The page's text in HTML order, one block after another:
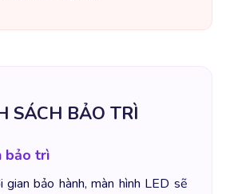
SÁCH BẢO TRÌ
bảo trì
bảo hành, màn hình LED sẽ